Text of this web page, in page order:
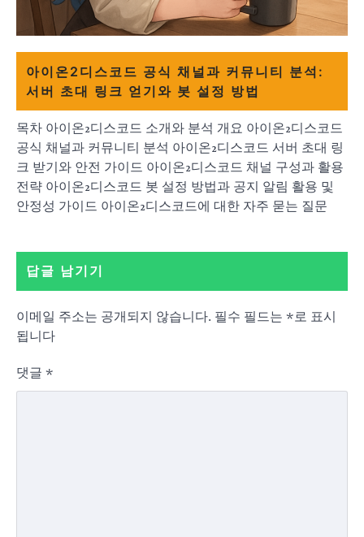
아이온2디스코드 공식 채널과 커뮤니티 분석:
서버 초대 링크 얻기와 봇 설정 방법
목차 아이온2디스코드 소개와 분석 개요 아이온2디스코드
공식 채널과 커뮤니티 분석 아이온2디스코드 서버 초대 링
크 받기와 안전 가이드 아이온2디스코드 채널 구성과 활용
전략 아이온2디스코드 봇 설정 방법과 공지 알림 활용 및
안정성 가이드 아이온2디스코드에 대한 자주 묻는 질문
답글 남기기
이메일 주소는 공개되지 않습니다. 필수 필드는 *로 표시
됩니다
댓글 *